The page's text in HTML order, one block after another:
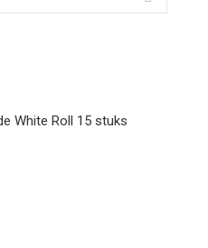
White Roll 15 stuks